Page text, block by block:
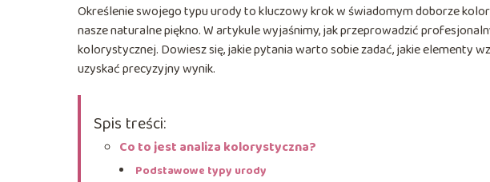
Określenie swojego typu urody to kluczowy krok w świadomym doborze
nasze naturalne piękno. W artykule wyjaśnimy, jak przeprowadzić
kolorystycznej. Dowiesz się, jakie pytania warto sobie zadać, jakie elementy
uzyskać precyzyjny wynik.
Spis treści:
Co to jest analiza kolorystyczna?
Podstawowe typy urody